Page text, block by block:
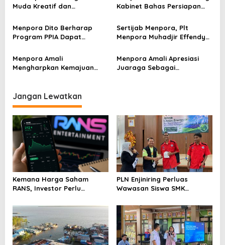
o
s
Muda Kreatif dan
Internasional
Kabinet Bahas Persiapan
Menpora Dito Berharap
Program PPIA Dapat
Pemuda
Sertijab Menpora, Plt
Menpora Muhadjir Effendy
Berjalan dengan Baik
Menpora Amali
Mengharpkan Kemajuan
Menpora Amali Apresiasi
Juaraga Sebagai
Jangan Lewatkan
Kemana Harga Saham
RANS, Investor Perlu
Menghindari Spekulasi
Berlebihan
PLN Enjiniring Perluas
Wawasan Siswa SMK
Perubahan Iklim